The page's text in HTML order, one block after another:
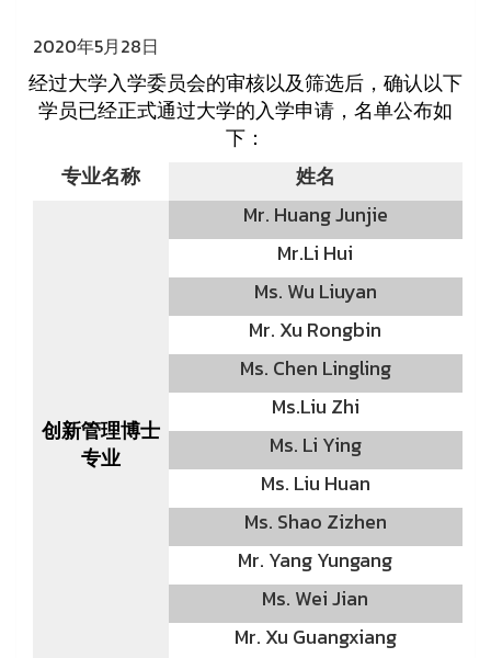
2020年5月28日
经过大学入学委员会的审核以及筛选后，确认以下
学员已经正式通过大学的入学申请，名单公布如
下：
专业名称
姓名
创新管理博士
专业
Mr. Huang Junjie
Mr.Li Hui
Ms. Wu Liuyan
Mr. Xu Rongbin
Ms. Chen Lingling
Ms.Liu Zhi
Ms. Li Ying
Ms. Liu Huan
Ms. Shao Zizhen
Mr. Yang Yungang
Ms. Wei Jian
Mr. Xu Guangxiang